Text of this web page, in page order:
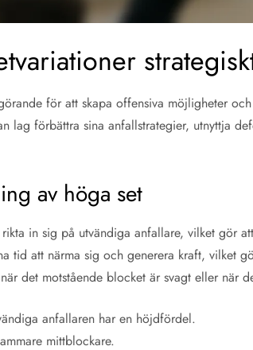
för att skapa offensiva möjligheter
lag förbättra sina anfallstrategier, utnyttja
av höga set
in sig på utvändiga anfallare, vilket gör
tid att närma sig och generera kraft, vilket
det motstående blocket är svagt eller när
anfallaren har en höjdfördel.
mittblockare.